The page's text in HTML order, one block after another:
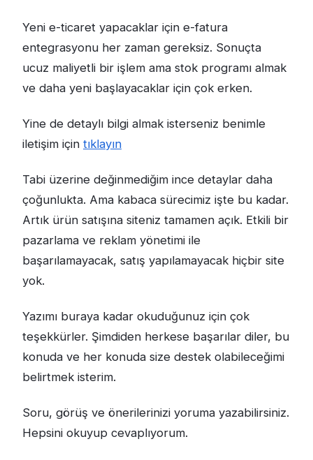
Yeni e-ticaret yapacaklar için e-fatura
entegrasyonu her zaman gereksiz. Sonuçta
ucuz maliyetli bir işlem ama stok programı almak
ve daha yeni başlayacaklar için çok erken.
Yine de detaylı bilgi almak isterseniz benimle
iletişim için tıklayın
Tabi üzerine değinmediğim ince detaylar daha
çoğunlukta. Ama kabaca sürecimiz işte bu kadar.
Artık ürün satışına siteniz tamamen açık. Etkili bir
pazarlama ve reklam yönetimi ile
başarılamayacak, satış yapılamayacak hiçbir site
yok.
Yazımı buraya kadar okuduğunuz için çok
teşekkürler. Şimdiden herkese başarılar diler, bu
konuda ve her konuda size destek olabileceğimi
belirtmek isterim.
Soru, görüş ve önerilerinizi yoruma yazabilirsiniz.
Hepsini okuyup cevaplıyorum.